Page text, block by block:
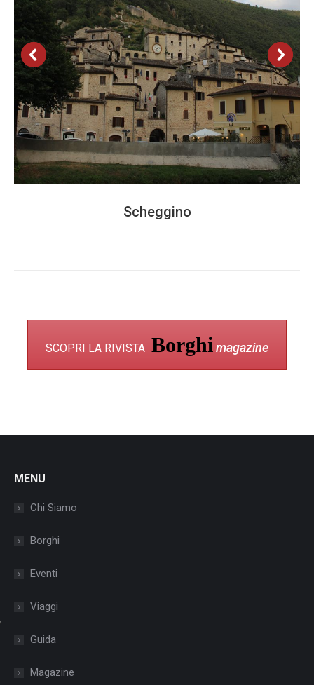
Scheggino
SCOPRI LA RIVISTA Borghi magazine
MENU
Chi Siamo
Borghi
Eventi
Viaggi
Guida
Magazine